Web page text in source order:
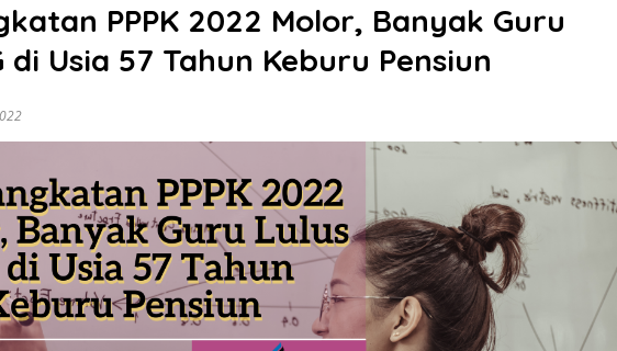
PPPK 2022 Molor, Banyak Guru
di Usia 57 Tahun Keburu Pensiun